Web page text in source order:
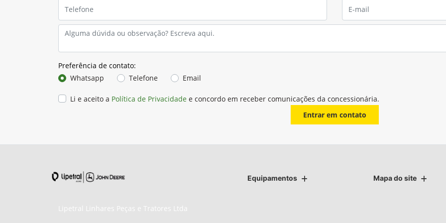
Preferência de contato:
Whatsapp
Telefone Email
Li e aceito a Política de Privacidade e concordo em receber comunicações da concessionária.
Entrar em contato
Equipamentos Mapa do site
Lipetral Linhares Peças e Tratores Ltda